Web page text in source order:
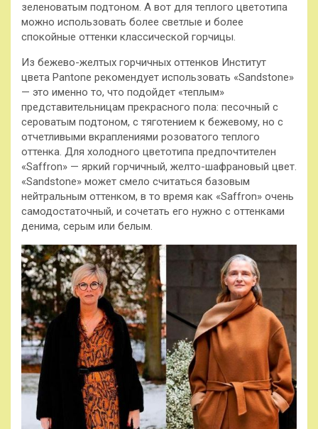
зеленоватым подтоном. А вот для теплого цветотипа
можно использовать более светлые и более
спокойные оттенки классической горчицы.
Из бежево-желтых горчичных оттенков Институт
цвета Pantone рекомендует использовать «Sandstone»
— это именно то, что подойдет «теплым»
представительницам прекрасного пола: песочный с
сероватым подтоном, с тяготением к бежевому, но с
отчетливыми вкраплениями розоватого теплого
оттенка. Для холодного цветотипа предпочтителен
«Saffron» — яркий горчичный, желто-шафрановый цвет.
«Sandstone» может смело считаться базовым
нейтральным оттенком, в то время как «Saffron» очень
самодостаточный, и сочетать его нужно с оттенками
денима, серым или белым.